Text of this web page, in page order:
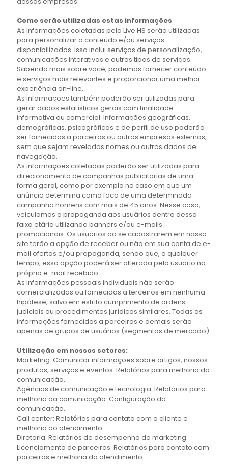
Como serão utilizadas estas informações
As informações coletadas pela Live HS serão utilizadas
para personalizar o conteúdo e/ou serviços
disponibilizados. Isso inclui serviços de personalização,
comunicações interativas e outros tipos de serviços.
Sabendo mais sobre você, podemos fornecer conteúdo
e serviços mais relevantes e proporcionar uma melhor
experiência on-line.
As informações também poderão ser utilizadas para
gerar dados estatísticos gerais com finalidade
informativa ou comercial. Informações geográficas,
demográficas, psicográficas e de perfil de uso poderão
ser fornecidas a parceiros ou outras empresas externas,
sem que sejam revelados nomes ou outros dados de
navegação.
As informações coletadas poderão ser utilizadas para
direcionamento de campanhas publicitárias de uma
forma geral, como por exemplo no caso em que um
anúncio determina como foco de uma determinada
campanha homens com mais de 45 anos. Nesse caso,
veiculamos a propaganda aos usuários dentro dessa
faixa etária utilizando banners e/ou e-mails
promocionais. Os usuários ao se cadastrarem em nosso
site terão a opção de receber ou não em sua conta de e-
mail ofertas e/ou propaganda, sendo que, a qualquer
tempo, essa opção poderá ser alterada pelo usuário no
próprio e-mail recebido.
As informações pessoais individuais não serão
comercializadas ou fornecidas a terceiros em nenhuma
hipótese, salvo em estrito cumprimento de ordens
judiciais ou procedimentos jurídicos similares. Todas as
informações fornecidas a parceiros e demais serão
apenas de grupos de usuários (segmentos de mercado).
Utilização em nossos setores:
Marketing: Comunicar informações sobre artigos, nossos
produtos, serviços e eventos. Relatórios para melhoria da
comunicação.
Agências de comunicação e tecnologia: Relatórios para
melhoria da comunicação. Configuração da
comunicação.
Call center: Relatórios para contato com o cliente e
melhoria do atendimento.
Diretoria: Relatórios de desempenho do marketing.
Licenciamento de parceiros: Relatórios para contato com
parceiros e melhoria do atendimento.